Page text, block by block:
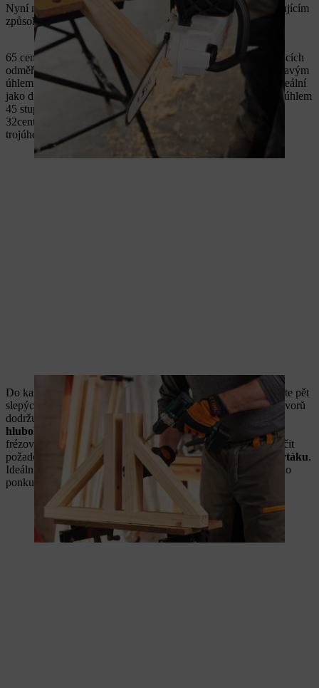
Nyní nohy přišroubujte pomocí vrutů 4 x 50 milimetrů následujícím
způsobem:
65 centimetrů dlouhý kus tvoří spodní část nohy. Na obou koncích
odměřte 30 cm a přišroubujte zde hranol o délce 32 cm pod pravým
úhlem. Vzdálenost mezi nimi by měla být 4,5 cm. Hranol je ideální
jako distanční prvek. Pak připevněte díly dlouhé 37,9 cm pod úhlem
45 stupňů: přišroubujte je ke konci 65centimetrového dílu a k
32centimetrovému dílu, abyste na každou nohu vytvořili dva
trojúhelníky.
Do každého ze dvou 180centimetrových hranolů rámu vyvrtejte pět
slepých otvorů vzdálených od sebe 43 cm. U dvou vnějších otvorů
dodržujte vzdálenost 4 cm od okraje. Vyvrtejte slepé otvory
hluboké 2,7 cm
. Použijte buď Forstnerův vrták, nebo plochý
frézovací vrták. V druhém případě si můžete jednoduše vyznačit
požadovanou hloubku vrtánímaskovací páskou přímo na vrtáku.
Ideálních výsledků dosáhnete, pokud dřevo při vrtání upnete do
ponku. Pro další krok si nechte lištu ještě upnutou.